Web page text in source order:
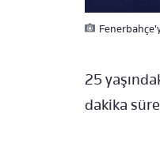
25
dakika